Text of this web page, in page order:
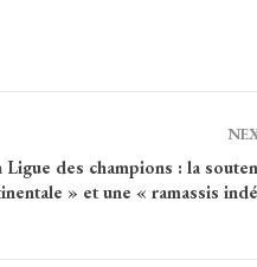
des champions : la
» et une « ramassis